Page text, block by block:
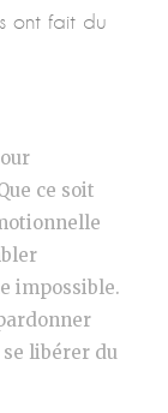
ont fait du
ce soit
impossible.
se libérer du